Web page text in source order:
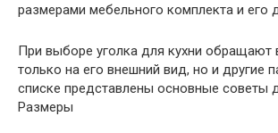
размерами мебельного комплекта и его
При выборе уголка для кухни обращают
только на его внешний вид, но и другие
списке представлены основные советы
Размеры